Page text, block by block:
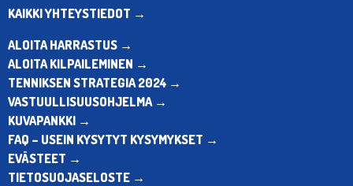
KAIKKI YHTEYSTIEDOT →
ALOITA HARRASTUS →
ALOITA KILPAILEMINEN →
TENNIKSEN STRATEGIA 2024 →
VASTUULLISUUSOHJELMA →
KUVAPANKKI →
FAQ – USEIN KYSYTYT KYSYMYKSET →
EVÄSTEET →
TIETOSUOJASELOSTE →